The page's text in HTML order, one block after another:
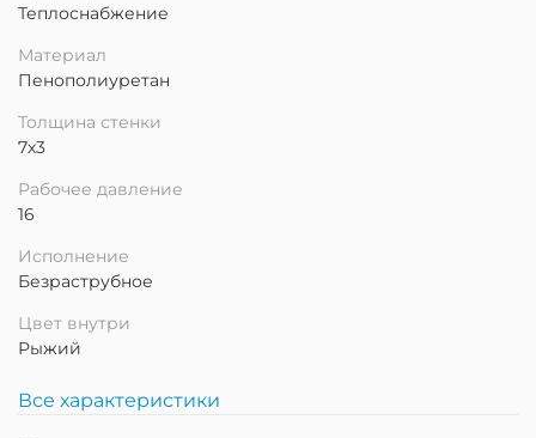
Теплоснабжение
Материал
Пенополиуретан
Толщина стенки
7х3
Рабочее давление
16
Исполнение
Безраструбное
Цвет внутри
Рыжий
Все характеристики